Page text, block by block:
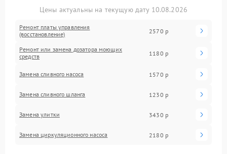
Цены актуальны на текущую дату 10.08.2026
Ремонт платы управления
(восстановление)
2570 р
Ремонт или замена дозатора моющих
средств
1180 р
Замена сливного насоса 1570 р
Замена сливного шланга 1230 р
Замена улитки 3430 р
Замена циркуляционного насоса 2180 р